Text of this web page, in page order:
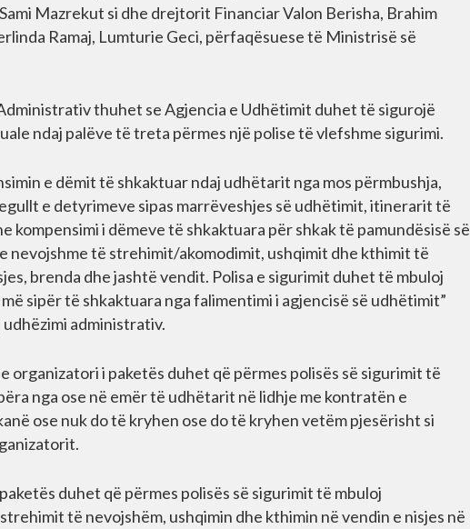
Mazrekut si dhe drejtorit Financiar Valon Berisha, Brahim
Ramaj, Lumturie Geci, përfaqësuese të Ministrisë së
thuhet se Agjencia e Udhëtimit duhet të sigurojë
ndaj palëve të treta përmes një polise të vlefshme sigurimi.
e dëmit të shkaktuar ndaj udhëtarit nga mos përmbushja,
e detyrimeve sipas marrëveshjes së udhëtimit, itinerarit të
i dëmeve të shkaktuara për shkak të pamundësisë së
nevojshme të strehimit/akomodimit, ushqimit dhe kthimit të
brenda dhe jashtë vendit. Polisa e sigurimit duhet të mbuloj
sipër të shkaktuara nga falimentimi i agjencisë së udhëtimit”
administrativ.
organizatori i paketës duhet që përmes polisës së sigurimit të
nga ose në emër të udhëtarit në lidhje me kontratën e
ose nuk do të kryhen ose do të kryhen vetëm pjesërisht si
duhet që përmes polisës së sigurimit të mbuloj
të nevojshëm, ushqimin dhe kthimin në vendin e nisjes në